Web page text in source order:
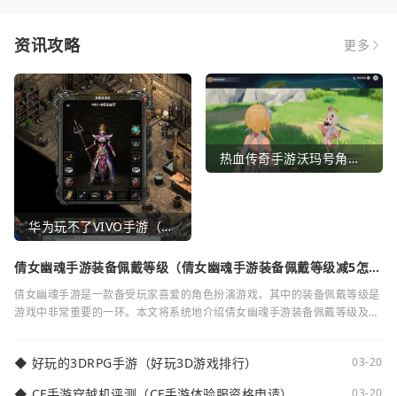
资讯攻略 更多
华为玩不了VIVO手游（华为玩不了VIVO手游怎么办）
热血传奇手游沃玛号角（热血传奇沃玛装备隐藏属性）
倩女幽魂手游装备佩戴等级（倩女幽魂手游装备佩戴等级减5怎么
倩女幽魂手游是一款备受玩家喜爱的角色扮演游戏，其中的装备佩戴等级是
游戏中非常重要的一环。本文将系统地介绍倩女幽魂手游装备佩戴等级及其
◆ 好玩的3DRPG手游（好玩3D游戏排行） 03-20
03-20